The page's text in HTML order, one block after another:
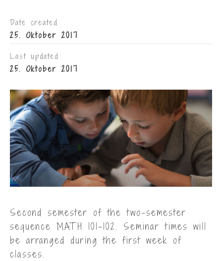
Date created
25. Oktober 2017
Last updated
25. Oktober 2017
Second semester of the two-semester
sequence MATH 101-102. Seminar times will
be arranged during the first week of
classes.